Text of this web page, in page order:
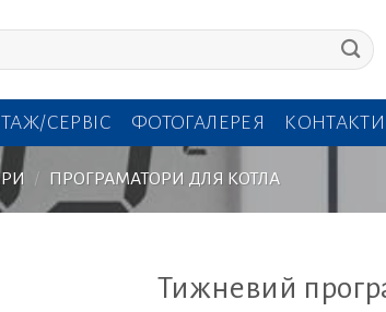
СЕРВІС ФОТОГАЛЕРЕЯ КОНТАКТИ
/ ПРОГРАМАТОРИ ДЛЯ КОТЛА
Тижневий